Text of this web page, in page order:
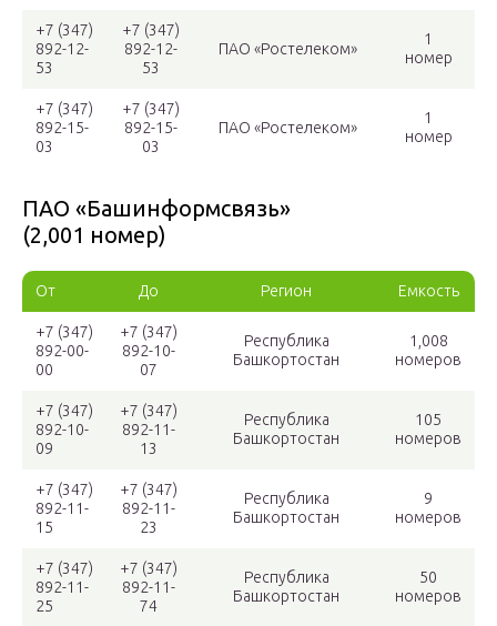
+7 (347)
892-12-
53
+7 (347)
892-12-
53
ПАО «Ростелеком»
1
номер
+7 (347)
892-15-
03
+7 (347)
892-15-
03
ПАО «Ростелеком»
1
номер
ПАО «Башинформсвязь»
(2,001 номер)
От До Регион Емкость
+7 (347)
892-00-
00
+7 (347)
892-10-
07
Республика
Башкортостан
1,008
номеров
+7 (347)
892-10-
09
+7 (347)
892-11-
13
Республика
Башкортостан
105
номеров
+7 (347)
892-11-
15
+7 (347)
892-11-
23
Республика
Башкортостан
9
номеров
+7 (347)
892-11-
25
+7 (347)
892-11-
74
Республика
Башкортостан
50
номеров